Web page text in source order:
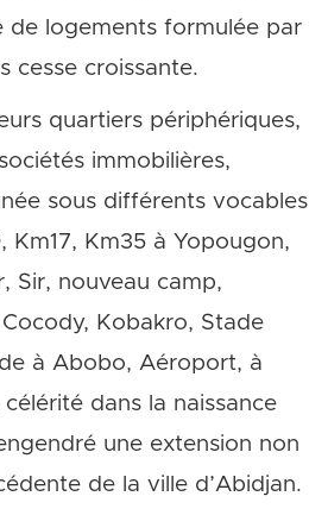
de logements formulée par
cesse croissante.
quartiers périphériques,
immobilières,
sous différents vocables
Km17, Km35 à Yopougon,
Sir, nouveau camp,
Kobakro, Stade
à Abobo, Aéroport, à
dans la naissance
une extension non
de la ville d’Abidjan.